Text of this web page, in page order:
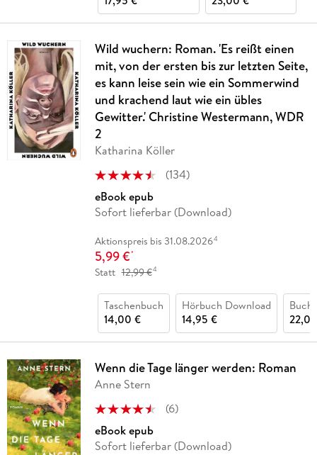
Wild wuchern: Roman. 'Es reißt einen
mit, von der ersten bis zur letzten Seite,
es kann leise sein wie ein Sommerwind
und krachend laut wie ein übles
Gewitter.' Christine Westermann, WDR
2
Katharina Köller
(134)
eBook epub
Sofort lieferbar (Download)
Aktionspreis bis 31.08.20264
5,99 €*
Statt 12,99 €4
Taschenbuch
14,00 €
Hörbuch Download
14,95 €
Buch
Wenn die Tage länger werden: Roman
Anne Stern
(6)
eBook epub
Sofort lieferbar (Download)